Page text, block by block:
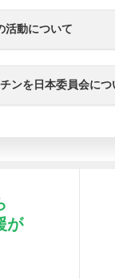
活動について
ンを日本委員会につ
が